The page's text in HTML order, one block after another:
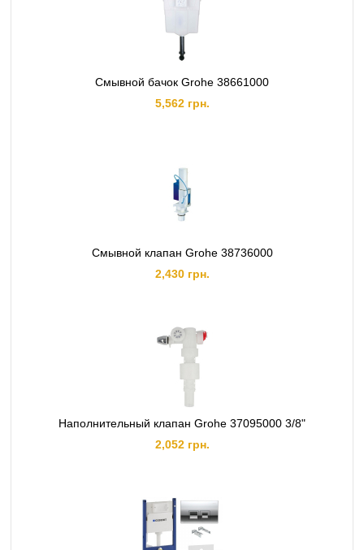
Смывной бачок Grohe 38661000
5,562 грн.
Смывной клапан Grohe 38736000
2,430 грн.
Наполнительный клапан Grohe 37095000 3/8"
2,052 грн.